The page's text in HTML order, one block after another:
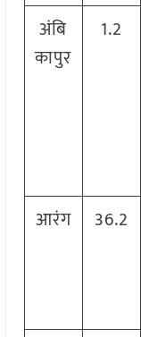
अंबि
कापुर
1.2
आरंग 36.2